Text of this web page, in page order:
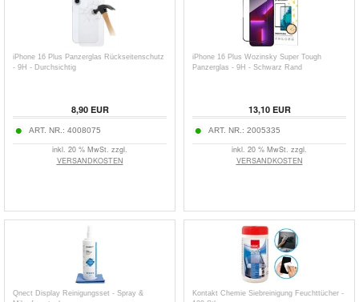
iPhone 16 Plus Panzerglas Rückseitenschutz
- 9H - Durchsichtig
8,90EUR
ART. NR.: 4008075
inkl. 20 % MwSt. zzgl.
VERSANDKOSTEN
iPhone 16 Plus Wozinsky Super Tough
Panzerglas - 9H - Schwarz Rand
13,10EUR
ART. NR.: 2005335
inkl. 20 % MwSt. zzgl.
VERSANDKOSTEN
Qnect Display Reinigungsset - Spray &
Kontakt Chemie Siebreinigung Feuchttücher -